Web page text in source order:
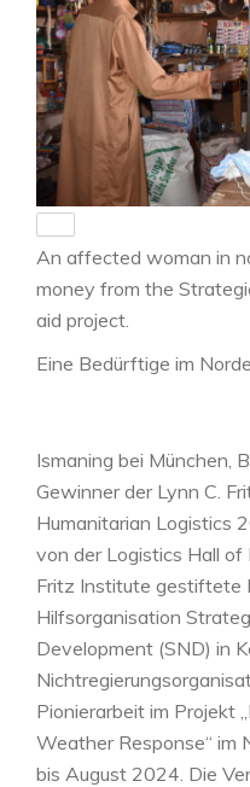
An affected woman in
money from the
aid project.
Eine Bedürftige im
Photo: Strategies for
Ismaning bei München,
Gewinner der Lynn C.
Humanitarian Logistics
von der Logistics Hall of
Fritz Institute gestiftete
Hilfsorganisation
Development (SND) in
Pionierarbeit im Projekt
Weather Response“ im
bis August 2024. Die